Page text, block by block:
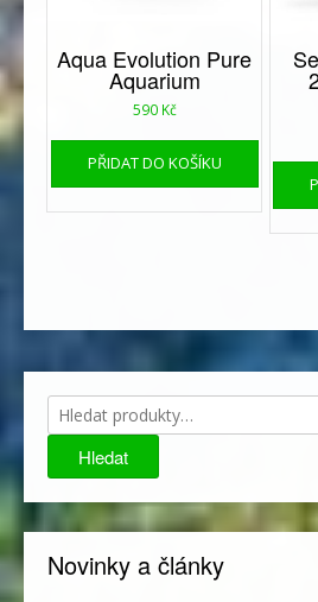
Aqua Evolution Pure
Aquarium
590 Kč
PŘIDAT DO KOŠÍKU
Hledat:
Hledat
Novinky a články